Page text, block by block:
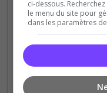
conduite, d'arrêt et
1
votes
(0)
ci-dessous.
le menu du site pour
dans les paramètres